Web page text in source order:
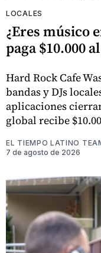
LOCALES
¿Eres músico
paga $10.000
Hard Rock Cafe
bandas y DJs
aplicaciones
global recibe
EL TIEMPO LATINO
7 de agosto de 2026